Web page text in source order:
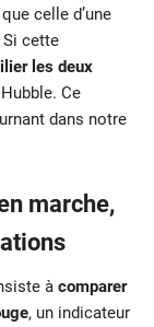
que celle d’une
Si cette
les deux
Ce
dans notre
marche,
à comparer
, un indicateur